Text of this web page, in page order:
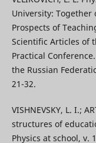
University: Together
Prospects of
Scientific Articles of
Practical
the Russian
21-32.
VISHNEVSKY, L. I.;
structures of
Physics at school, v.